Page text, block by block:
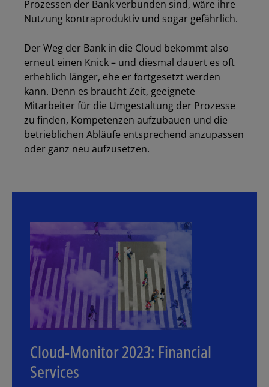
Prozessen der Bank verbunden sind, wäre ihre
Nutzung kontraproduktiv und sogar gefährlich.
Der Weg der Bank in die Cloud bekommt also
erneut einen Knick – und diesmal dauert es oft
erheblich länger, ehe er fortgesetzt werden
kann. Denn es braucht Zeit, geeignete
Mitarbeiter für die Umgestaltung der Prozesse
zu finden, Kompetenzen aufzubauen und die
betrieblichen Abläufe entsprechend anzupassen
oder ganz neu aufzusetzen.
Cloud-Monitor 2023: Financial
Services